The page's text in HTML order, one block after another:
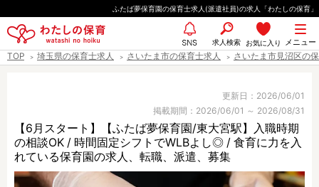
ー
の
ふたば夢保育園の保育士求人(派遣社員)の求人「わたしの保育」
メニュー
お気に入り
求人検索
SNS
TOP 埼玉県の保育士求人 さいたま市の保育士求人 さいたま市見沼区の
更新日：2026/06/01
掲載期間：2026/06/01 ～ 2026/08/31
【6月スタート】【ふたば夢保育園/東大宮駅】入職時期
の相談OK / 時間固定シフトでWLBよし◎ / 食育に力を入
れている保育園の求人、転職、派遣、募集
都道府県
雇用形態